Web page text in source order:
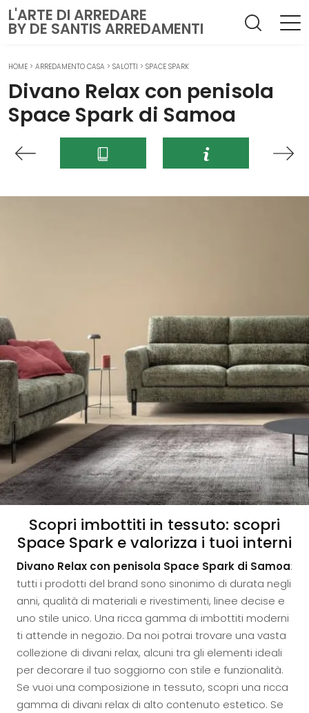
L'ARTE DI ARREDARE
BY DE SANTIS ARREDAMENTI
HOME > ARREDAMENTO CASA > SALOTTI > SPACE SPARK
Divano Relax con penisola
Space Spark di Samoa
Scopri imbottiti in tessuto: scopri
Space Spark e valorizza i tuoi interni
Divano Relax con penisola Space Spark di Samoa:
tutti i prodotti del brand sono sinonimo di durata negli
anni, qualità di materiali e rivestimenti, linee decise e
uno stile unico. Una ricca gamma di imbottiti moderni
ti attende in negozio. Da noi potrai trovare una vasta
collezione di divani relax, alcuni tra gli elementi ideali
per decorare il tuo soggiorno con stile e funzionalità.
Se vuoi una composizione in tessuto, scopri una ricca
gamma di divani relax di alto contenuto estetico. Se